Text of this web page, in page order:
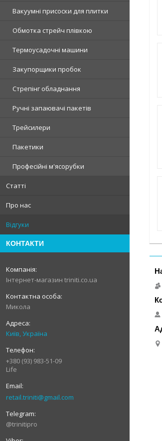
Вакуумні присоски для плитки
Обмотка стрейч плівкою
Термоусадочні машини
Закупорщики пробок
Стрепінг обладнання
Ручні запаювачі пакетів
Трейсилери
Пакетики
Професійні м'ясорубки
Статті
Про нас
Відгуки
КОНТАКТИ
Інтернет-магазин triniti.co.ua
Микола
Київ, Україна
+380 (93) 983-51-09
Life
retail.triniti@gmail.com
@trinitipro